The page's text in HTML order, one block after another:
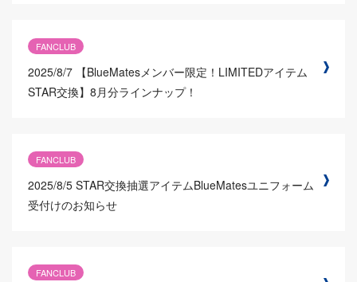
FANCLUB
2025/8/7 【BlueMatesメンバー限定！LIMITEDアイテム
STAR交換】8月分ラインナップ！
FANCLUB
2025/8/5 STAR交換抽選アイテムBlueMatesユニフォーム
受付けのお知らせ
FANCLUB